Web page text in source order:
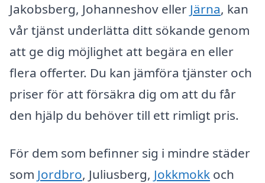
Jakobsberg, Johanneshov eller Järna, kan
vår tjänst underlätta ditt sökande genom
att ge dig möjlighet att begära en eller
flera offerter. Du kan jämföra tjänster och
priser för att försäkra dig om att du får
den hjälp du behöver till ett rimligt pris.
För dem som befinner sig i mindre städer
som Jordbro, Juliusberg, Jokkmokk och